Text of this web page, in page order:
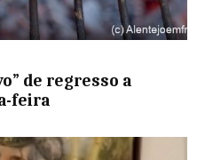
de regresso a
feira